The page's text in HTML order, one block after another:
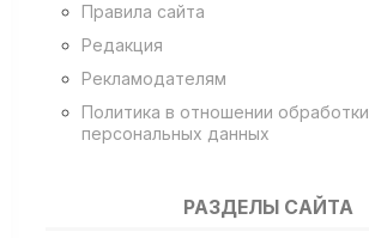
Правила сайта
Редакция
Рекламодателям
Политика в отношении обработки
персональных данных
РАЗДЕЛЫ САЙТА